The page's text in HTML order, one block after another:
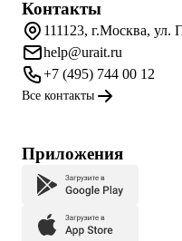
Контакты
111123, г.Москва, ул.
help@urait.ru
+7 (495) 744 00 12
Все контакты
Приложения